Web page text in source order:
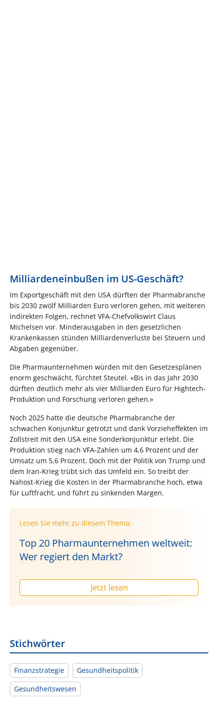
Milliardeneinbußen im US-Geschäft?
Im Exportgeschäft mit den USA dürften der Pharmabranche
bis 2030 zwölf Milliarden Euro verloren gehen, mit weiteren
indirekten Folgen, rechnet VFA-Chefvolkswirt Claus
Michelsen vor. Minderausgaben in den gesetzlichen
Krankenkassen stünden Milliardenverluste bei Steuern und
Abgaben gegenüber.
Die Pharmaunternehmen würden mit den Gesetzesplänen
enorm geschwächt, fürchtet Steutel. «Bis in das Jahr 2030
dürften deutlich mehr als vier Milliarden Euro für Hightech-
Produktion und Forschung verloren gehen.»
Noch 2025 hatte die deutsche Pharmabranche der
schwachen Konjunktur getrotzt und dank Vorzieheffekten im
Zollstreit mit den USA eine Sonderkonjunktur erlebt. Die
Produktion stieg nach VFA-Zahlen um 4,6 Prozent und der
Umsatz um 5,6 Prozent. Doch mit der Politik von Trump und
dem Iran-Krieg trübt sich das Umfeld ein. So treibt der
Nahost-Krieg die Kosten in der Pharmabranche hoch, etwa
für Luftfracht, und führt zu sinkenden Margen.
Lesen Sie mehr zu diesem Thema:
Top 20 Pharmaunternehmen weltweit:
Wer regiert den Markt?
Jetzt lesen
Stichwörter
Finanzstrategie
Gesundheitspolitik
Gesundheitswesen